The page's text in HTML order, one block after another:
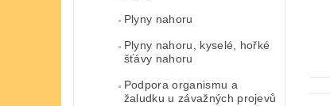
Plyny nahoru
Plyny nahoru, kyselé, hořké
šťávy nahoru
Podpora organismu a
žaludku u závažných projevů